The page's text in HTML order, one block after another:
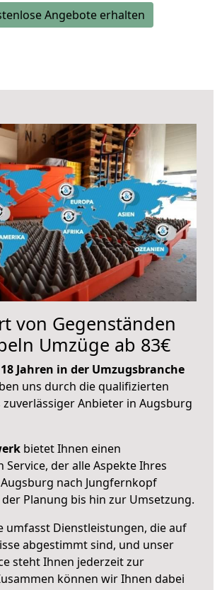
Angebote erhalten
von Gegenständen
Umzüge ab 83€
Jahren in der Umzugsbranche
uns durch die qualifizierten
zuverlässiger Anbieter in Augsburg
bietet Ihnen einen
Service, der alle Aspekte Ihres
nach Jungfernkopf
Planung bis hin zur Umsetzung.
umfasst Dienstleistungen, die auf
abgestimmt sind, und unser
steht Ihnen jederzeit zur
können wir Ihnen dabei